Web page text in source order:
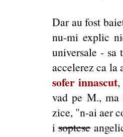
Dar au fost
nu-mi explic
universale - sa
accelerez ca la
sofer innascut
vad pe M.,
zice, "n-ai aer
isoptesc